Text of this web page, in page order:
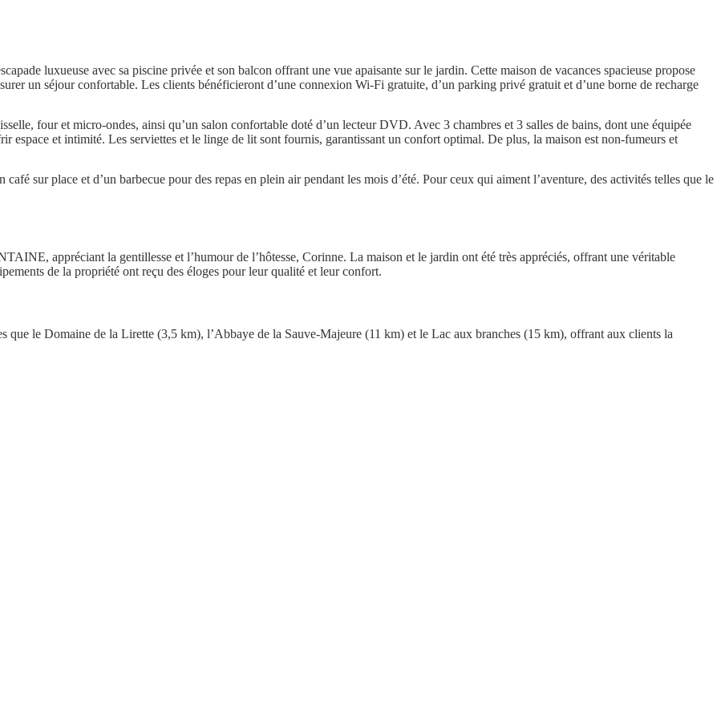
luxueuse avec sa piscine privée et son balcon offrant une vue apaisante sur le jardin. Cette maison de vacances spacieuse propose
un séjour confortable. Les clients bénéficieront d’une connexion Wi-Fi gratuite, d’un parking privé gratuit et d’une borne de recharge
four et micro-ondes, ainsi qu’un salon confortable doté d’un lecteur DVD. Avec 3 chambres et 3 salles de bains, dont une équipée
espace et intimité. Les serviettes et le linge de lit sont fournis, garantissant un confort optimal. De plus, la maison est non-fumeurs et
sur place et d’un barbecue pour des repas en plein air pendant les mois d’été. Pour ceux qui aiment l’aventure, des activités telles que le
appréciant la gentillesse et l’humour de l’hôtesse, Corinne. La maison et le jardin ont été très appréciés, offrant une véritable
de la propriété ont reçu des éloges pour leur qualité et leur confort.
que le Domaine de la Lirette (3,5 km), l’Abbaye de la Sauve-Majeure (11 km) et le Lac aux branches (15 km), offrant aux clients la